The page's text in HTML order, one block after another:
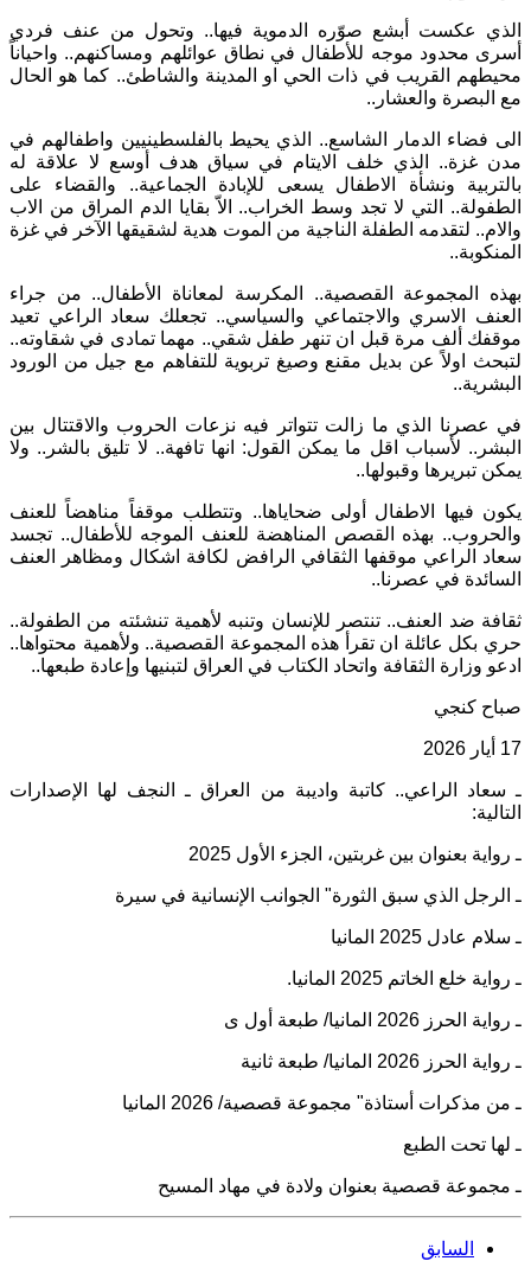
الذي عكست أبشع صوّره الدموية فيها.. وتحول من عنف فردي
أسرى محدود موجه للأطفال في نطاق عوائلهم ومساكنهم.. واحياناً
محيطهم القريب في ذات الحي او المدينة والشاطئ.. كما هو الحال
مع البصرة والعشار..
الى فضاء الدمار الشاسع.. الذي يحيط بالفلسطينيين واطفالهم في
مدن غزة.. الذي خلف الايتام في سياق هدف أوسع لا علاقة له
بالتربية ونشأة الاطفال يسعى للإبادة الجماعية.. والقضاء على
الطفولة.. التي لا تجد وسط الخراب.. الاّ بقايا الدم المراق من الاب
والام.. لتقدمه الطفلة الناجية من الموت هدية لشقيقها الآخر في غزة
المنكوبة..
بهذه المجموعة القصصية.. المكرسة لمعاناة الأطفال.. من جراء
العنف الاسري والاجتماعي والسياسي.. تجعلك سعاد الراعي تعيد
موقفك ألف مرة قبل ان تنهر طفل شقي.. مهما تمادى في شقاوته..
لتبحث اولاً عن بديل مقنع وصيغ تربوية للتفاهم مع جيل من الورود
البشرية..
في عصرنا الذي ما زالت تتواتر فيه نزعات الحروب والاقتتال بين
البشر.. لأسباب اقل ما يمكن القول: انها تافهة.. لا تليق بالشر.. ولا
يمكن تبريرها وقبولها..
يكون فيها الاطفال أولى ضحاياها.. وتتطلب موقفاً مناهضاً للعنف
والحروب.. بهذه القصص المناهضة للعنف الموجه للأطفال.. تجسد
سعاد الراعي موقفها الثقافي الرافض لكافة اشكال ومظاهر العنف
السائدة في عصرنا..
ثقافة ضد العنف.. تنتصر للإنسان وتنبه لأهمية تنشئته من الطفولة..
حري بكل عائلة ان تقرأ هذه المجموعة القصصية.. ولأهمية محتواها..
ادعو وزارة الثقافة واتحاد الكتاب في العراق لتبنيها وإعادة طبعها..
صباح كنجي
17 أيار 2026
ـ سعاد الراعي.. كاتبة واديبة من العراق ـ النجف لها الإصدارات
التالية:
ـ رواية بعنوان بين غربتين، الجزء الأول 2025
ـ الرجل الذي سبق الثورة" الجوانب الإنسانية في سيرة
ـ سلام عادل 2025 المانيا
ـ رواية خلع الخاتم 2025 المانيا .
ـ رواية الحرز 2026 المانيا/ طبعة أول ى
ـ رواية الحرز 2026 المانيا/ طبعة ثانية
ـ من مذكرات أستاذة" مجموعة قصصية/ 2026 المانيا
ـ لها تحت الطبع
ـ مجموعة قصصية بعنوان ولادة في مهاد المسيح
السابق